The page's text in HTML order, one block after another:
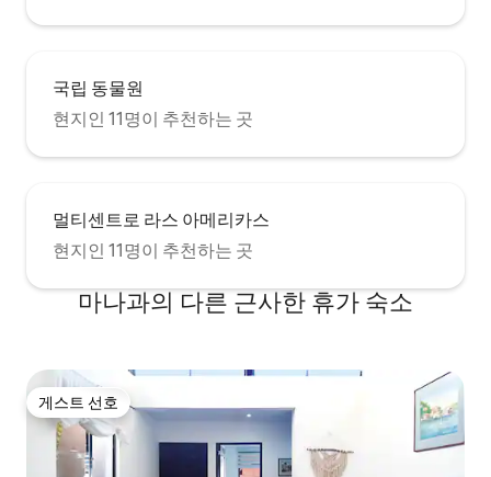
국립 동물원
현지인 11명이 추천하는 곳
멀티센트로 라스 아메리카스
현지인 11명이 추천하는 곳
마나과의 다른 근사한 휴가 숙소
게스트 선호
게스트 선호